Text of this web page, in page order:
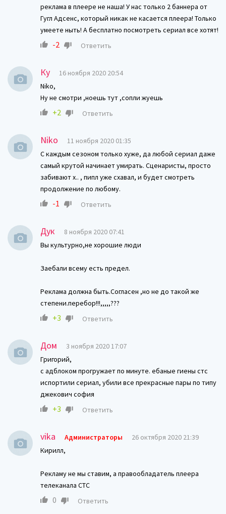
реклама в плеере не наша! У нас только 2 баннера от
Гугл Адсенс, который никак не касается плеера! Только
умеете ныть! А бесплатно посмотреть сериал все хотят!
-2 Ответить
Ку
16 ноября 2020 20:54
Niko,
Ну не смотри ,ноешь тут ,сопли жуешь
+2 Ответить
Niko
11 ноября 2020 01:35
С каждым сезоном только хуже, да любой сериал даже
самый крутой начинает умирать. Сценаристы, просто
забивают х.. , пипл уже схавал, и будет смотреть
продолжение по любому.
-1 Ответить
Дук
8 ноября 2020 07:41
Вы культурно,не хорошие люди
Заебали всему есть предел.
Реклама должна быть.Согласен ,но не до такой же
степени.перебор!!!,,,,,???
+3 Ответить
Дом
3 ноября 2020 17:07
Григорий,
с адблоком прогружает по минуте. ебаные гиены стс
испортили сериал, убили все прекрасные пары по типу
джекович софия
+3 Ответить
vika Администраторы
26 октября 2020 21:39
Кирилл,
Рекламу не мы ставим, а правообладатель плеера
телеканала СТС
0 Ответить